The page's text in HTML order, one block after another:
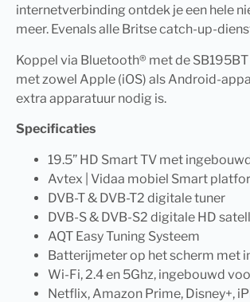
internetverbinding ontdek je een hele
meer. Evenals alle Britse catch-up-
Koppel via Bluetooth® met de
met zowel Apple (iOS) als Android-
extra apparatuur nodig is.
Specificaties
19.5” HD Smart TV met
Avtex | Vidaa mobiel Smart
DVB-T & DVB-T2 digitale tuner
DVB-S & DVB-S2 digitale HD
AQT Easy Tuning Systeem
Batterijmeter op het scherm met
Wi-Fi, 2.4 en 5Ghz, ingebouwd
Netflix, Amazon Prime, Disney+,